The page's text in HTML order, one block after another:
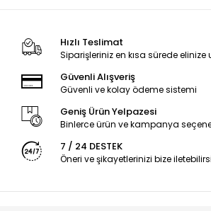
Hızlı Teslimat
Siparişleriniz en kısa sürede elinize
Güvenli Alışveriş
Güvenli ve kolay ödeme sistemi
Geniş Ürün Yelpazesi
Binlerce ürün ve kampanya
7 / 24 DESTEK
Öneri ve şikayetlerinizi bize